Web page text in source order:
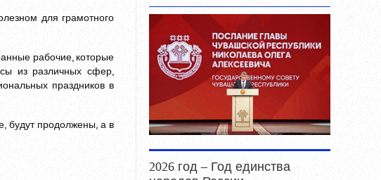
для грамотного
рабочие, которые
из различных сфер,
праздников в
будут продолжены, а в
2026 год – Год единства